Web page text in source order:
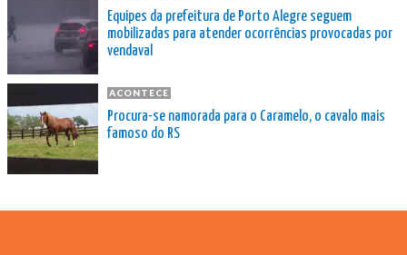
Equipes da prefeitura de Porto Alegre seguem
mobilizadas para atender ocorrências provocadas por
vendaval
ACONTECE
Procura-se namorada para o Caramelo, o cavalo mais
famoso do RS